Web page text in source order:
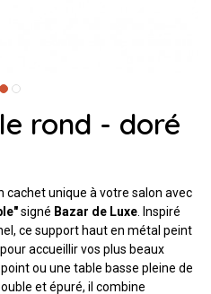
rond - doré
cachet unique à votre salon avec
signé Bazar de Luxe . Inspiré
ce support haut en métal peint
accueillir vos plus beaux
ou une table basse pleine de
et épuré, il combine